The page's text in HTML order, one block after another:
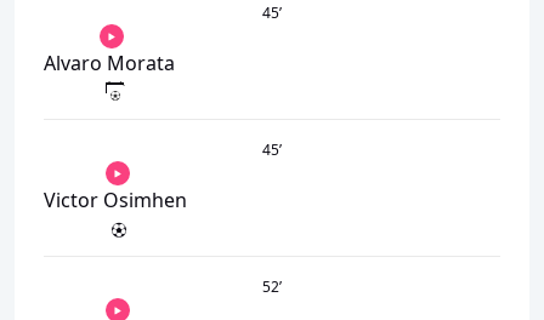
45’
Alvaro Morata
45’
Victor Osimhen
52’